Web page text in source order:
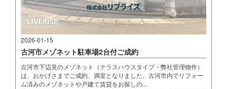
2026-01-15
古河市メゾネット駐車場2台付ご成約
古河市下辺見のメゾネット（テラスハウスタイプ・弊社管理物件）
は、おかげさまでご成約、満室となりました。古河市内でリフォー
ム済みのメゾネットや戸建て賃貸をお探しの...